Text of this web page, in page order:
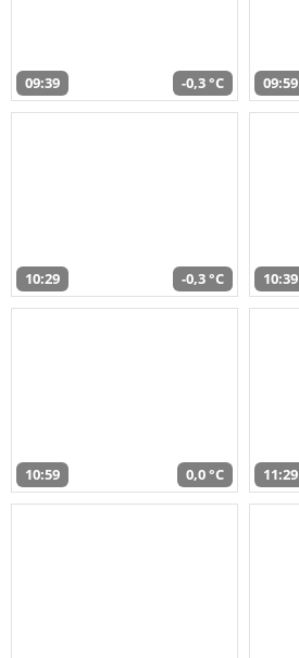
09:39 -0,3 °C 09:59
10:29 -0,3 °C 10:39
10:59 0,0 °C 11:29